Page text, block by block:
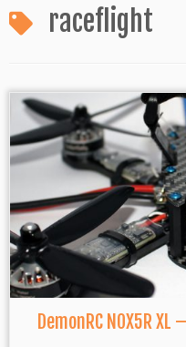
raceflight
DemonRC NOX5R